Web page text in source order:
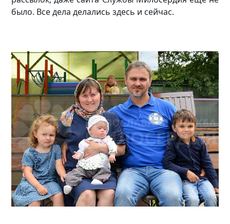
было. Все дела делались здесь и сейчас.